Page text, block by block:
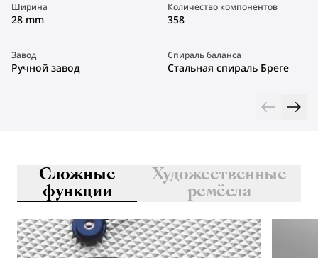
Ширина
28 mm
Количество компонентов
358
Завод
Ручной завод
Спираль баланса
Стальная спираль Бреге
Сложные
функции
Художественные
ремёсла